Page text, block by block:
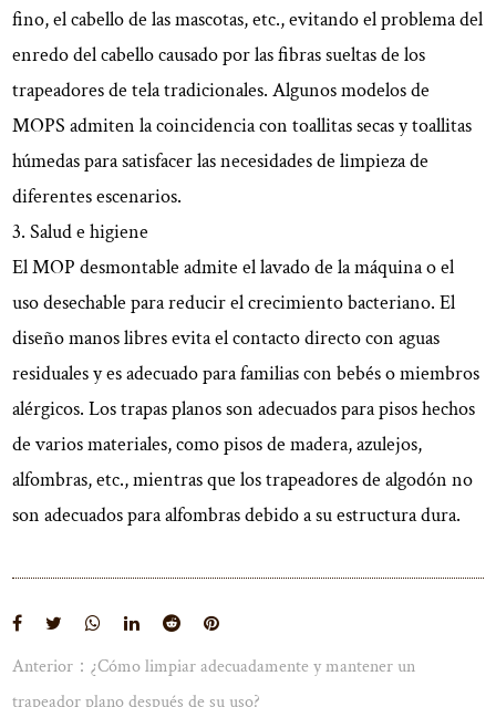
fino, el cabello de las mascotas, etc., evitando el problema del
enredo del cabello causado por las fibras sueltas de los
trapeadores de tela tradicionales. Algunos modelos de
MOPS admiten la coincidencia con toallitas secas y toallitas
húmedas para satisfacer las necesidades de limpieza de
diferentes escenarios.
3. Salud e higiene
El MOP desmontable admite el lavado de la máquina o el
uso desechable para reducir el crecimiento bacteriano. El
diseño manos libres evita el contacto directo con aguas
residuales y es adecuado para familias con bebés o miembros
alérgicos. Los trapas planos son adecuados para pisos hechos
de varios materiales, como pisos de madera, azulejos,
alfombras, etc., mientras que los trapeadores de algodón no
son adecuados para alfombras debido a su estructura dura.
Anterior：¿Cómo limpiar adecuadamente y mantener un
trapeador plano después de su uso?